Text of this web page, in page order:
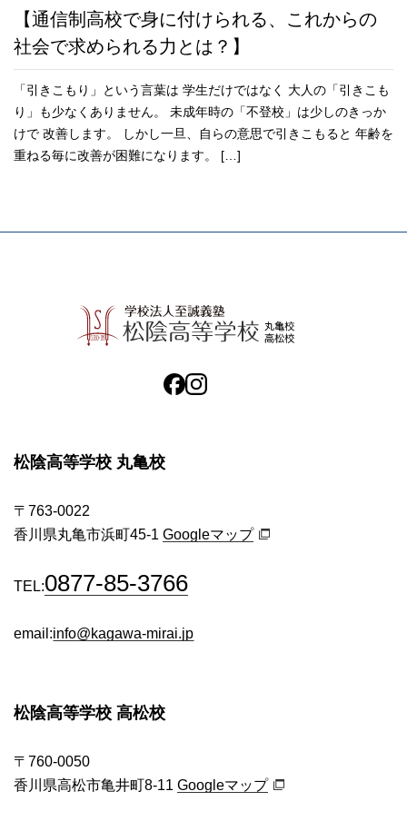
【通信制高校で身に付けられる、これからの
社会で求められる力とは？】
「引きこもり」という言葉は 学生だけではなく 大人の「引きこも
り」も少なくありません。 未成年時の「不登校」は少しのきっか
けで 改善します。 しかし一旦、自らの意思で引きこもると 年齢を
重ねる毎に改善が困難になります。 […]
松陰高等学校 丸亀校
〒763-0022
香川県丸亀市浜町45-1 Googleマップ
TEL:0877-85-3766
email:info@kagawa-mirai.jp
松陰高等学校 高松校
〒760-0050
香川県高松市亀井町8-11 Googleマップ